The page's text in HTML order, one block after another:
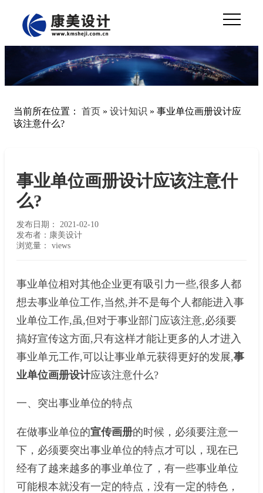
当前所在位置： 首页 » 设计知识 » 事业单位画册设计应
该注意什么?
事业单位画册设计应该注意什
么?
发布日期： 2021-02-10
发布者：康美设计
浏览量： views
事业单位相对其他企业更有吸引力一些,很多人都
想去事业单位工作,当然,并不是每个人都能进入事
业单位工作,虽,但对于事业部门应该注意,必须要
搞好宣传这方面,只有这样才能让更多的人才进入
事业单元工作,可以让事业单元获得更好的发展,事
业单位画册设计应该注意什么?
一、突出事业单位的特点
在做事业单位的宣传画册的时候，必须要注意一
下，必须要突出事业单位的特点才可以，现在已
经有了越来越多的事业单位了，有一些事业单位
可能根本就没有一定的特点，没有一定的特色，